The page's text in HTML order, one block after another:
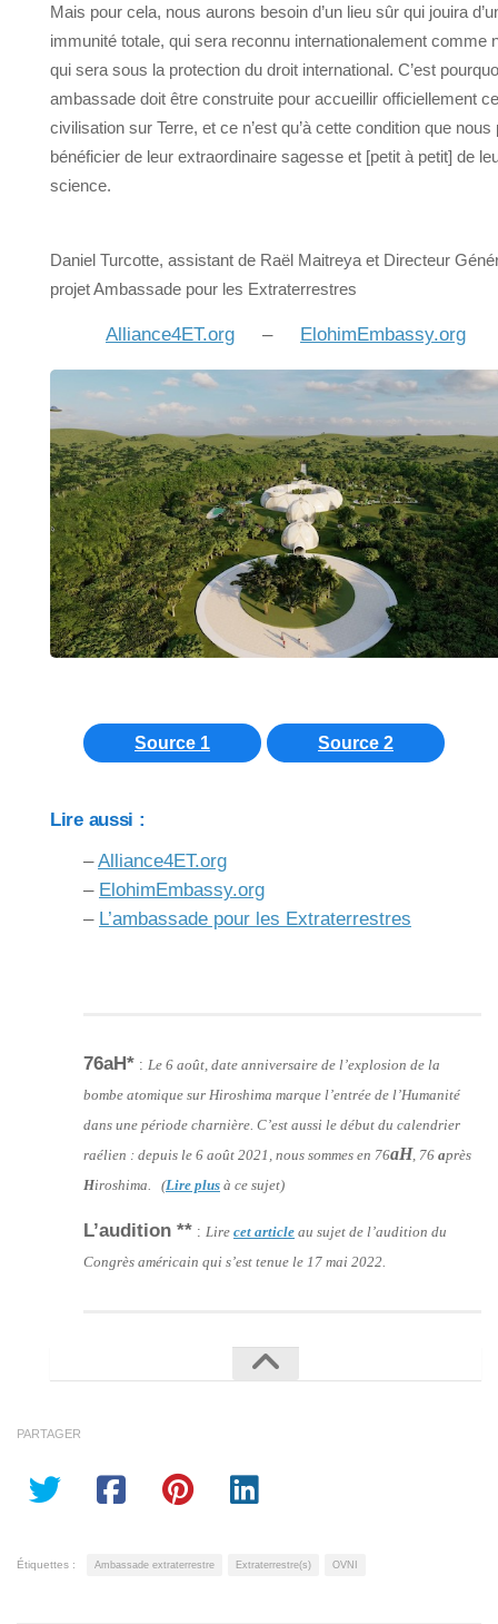
Mais pour cela, nous aurons besoin d’un lieu sûr qui jouira
immunité totale, qui sera reconnu internationalement comme
qui sera sous la protection du droit international. C’est
ambassade doit être construite pour accueillir officiellement
civilisation sur Terre, et ce n’est qu’à cette condition que nous
bénéficier de leur extraordinaire sagesse et [petit à petit] de
science.
Daniel Turcotte, assistant de Raël Maitreya et Directeur
projet Ambassade pour les Extraterrestres
Alliance4ET.org – ElohimEmbassy.org
Source 1 Source 2
Lire aussi :
–Alliance4ET.org
– ElohimEmbassy.org
– L’ambassade pour les Extraterrestres
76aH* : Le 6 août, date anniversaire de l’explosion de la
bombe atomique sur Hiroshima marque l’entrée de l’Humanité
dans une période charnière. C’est aussi le début du calendrier
raélien : depuis le 6 août 2021, nous sommes en 76aH, 76 après
Hiroshima. (Lire plus à ce sujet)
L’audition ** : Lire cet article au sujet de l’audition du
Congrès américain qui s’est tenue le 17 mai 2022.
PARTAGER
Étiquettes : Ambassade extraterrestre Extraterrestre(s) OVNI